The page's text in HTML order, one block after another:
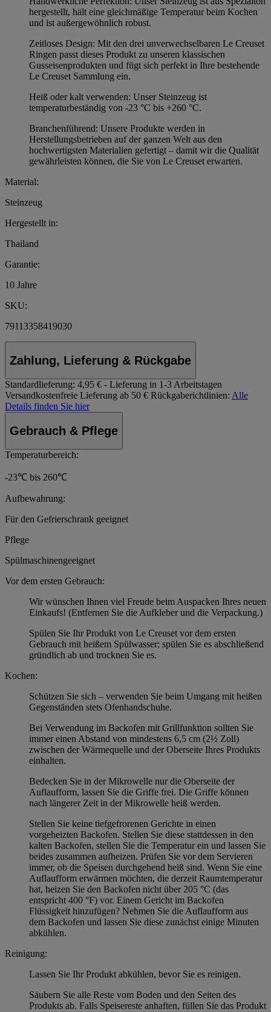
hergestellt, hält eine gleichmäßige Temperatur beim Kochen
und ist außergewöhnlich robust.
Zeitloses Design: Mit den drei unverwechselbaren Le Creuset
Ringen passt dieses Produkt zu unseren klassischen
Gusseisenprodukten und fügt sich perfekt in Ihre bestehende
Le Creuset Sammlung ein.
Heiß oder kalt verwenden: Unser Steinzeug ist
temperaturbeständig von -23 °C bis +260 °C.
Branchenführend: Unsere Produkte werden in
Herstellungsbetrieben auf der ganzen Welt aus den
hochwertigsten Materialien gefertigt – damit wir die Qualität
gewährleisten können, die Sie von Le Creuset erwarten.
Material:
Steinzeug
Hergestellt in:
Thailand
Garantie:
10 Jahre
SKU:
79113358419030
Zahlung, Lieferung & Rückgabe
Standardlieferung: 4,95 € - Lieferung in 1-3 Arbeitstagen
Versandkostenfreie Lieferung ab 50 € Rückgaberichtlinien: Alle
Details finden Sie hier
Gebrauch & Pflege
Temperaturbereich:
-23℃ bis 260℃
Aufbewahrung:
Für den Gefrierschrank geeignet
Pflege
Spülmaschinengeeignet
Vor dem ersten Gebrauch:
Wir wünschen Ihnen viel Freude beim Auspacken Ihres neuen
Einkaufs! (Entfernen Sie die Aufkleber und die Verpackung.)
Spülen Sie Ihr Produkt von Le Creuset vor dem ersten
Gebrauch mit heißem Spülwasser; spülen Sie es abschließend
gründlich ab und trocknen Sie es.
Kochen:
Schützen Sie sich – verwenden Sie beim Umgang mit heißen
Gegenständen stets Ofenhandschuhe.
Bei Verwendung im Backofen mit Grillfunktion sollten Sie
immer einen Abstand von mindestens 6,5 cm (2½ Zoll)
zwischen der Wärmequelle und der Oberseite Ihres Produkts
einhalten.
Bedecken Sie in der Mikrowelle nur die Oberseite der
Auflaufform, lassen Sie die Griffe frei. Die Griffe können
nach längerer Zeit in der Mikrowelle heiß werden.
Stellen Sie keine tiefgefrorenen Gerichte in einen
vorgeheizten Backofen. Stellen Sie diese stattdessen in den
kalten Backofen, stellen Sie die Temperatur ein und lassen Sie
beides zusammen aufheizen. Prüfen Sie vor dem Servieren
immer, ob die Speisen durchgehend heiß sind. Wenn Sie eine
Auflaufform erwärmen möchten, die derzeit Raumtemperatur
hat, heizen Sie den Backofen nicht über 205 °C (das
entspricht 400 °F) vor. Einem Gericht im Backofen
Flüssigkeit hinzufügen? Nehmen Sie die Auflaufform aus
dem Backofen und lassen Sie diese zunächst einige Minuten
abkühlen.
Reinigung:
Lassen Sie Ihr Produkt abkühlen, bevor Sie es reinigen.
Säubern Sie alle Reste vom Boden und den Seiten des
Produkts ab. Falls Speisereste anhaften, füllen Sie das Produkt